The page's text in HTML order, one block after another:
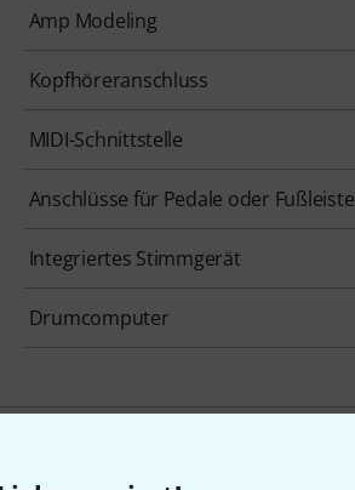
Amp Modeling
Kopfhöreranschluss
MIDI-Schnittstelle
Anschlüsse für Pedale oder Fußleiste
Integriertes Stimmgerät
Drumcomputer